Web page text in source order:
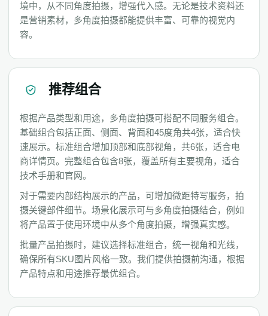
境中，从不同角度拍摄，增强代入感。无论是技术资料还
是营销素材，多角度拍摄都能提供丰富、可靠的视觉内
容。
推荐组合
根据产品类型和用途，多角度拍摄可搭配不同服务组合。
基础组合包括正面、侧面、背面和45度角共4张，适合快
速展示。标准组合增加顶部和底部视角，共6张，适合电
商详情页。完整组合包含8张，覆盖所有主要视角，适合
技术手册和官网。
对于需要内部结构展示的产品，可增加微距特写服务，拍
摄关键部件细节。场景化展示可与多角度拍摄结合，例如
将产品置于使用环境中从多个角度拍摄，增强真实感。
批量产品拍摄时，建议选择标准组合，统一视角和光线，
确保所有SKU图片风格一致。我们提供拍摄前沟通，根据
产品特点和用途推荐最优组合。